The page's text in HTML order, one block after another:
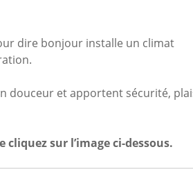
dire bonjour installe un climat
douceur et apportent sécurité,
sur l’image ci-dessous.